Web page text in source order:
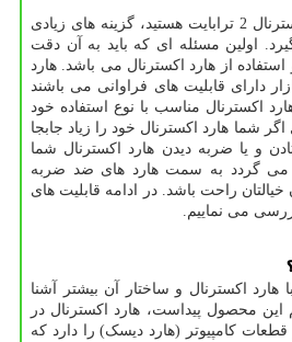
اگر به دنبال خرید هارد اکسترنال 2 ترابایت هستید، گزینه های زیادی
اولین مسئله ای که باید به آن دقت
از هارد اکسترنال می باشد. هارد
دارای قابلیت های فراوانی می باشند
اکسترنال مناسب با نوع استفاده خود
اگر شما هارد اکسترنال خود را زیاد جابجا
و یا ضربه دیدن هارد اکسترنال شما
می گردد به سمت هارد های ضد ضربه
خیالتان راحت باشد. در ادامه قابلیت های
می نماییم.
هارد اکسترنال و ساختار آن بیشتر آشنا
محصول پیداست، هارد اکسترنال در
قطعات کامپیوتر (هارد دیسک) را دارد که